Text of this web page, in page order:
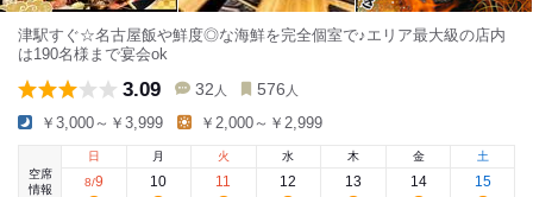
津駅すぐ☆名古屋飯や鮮度◎な海鮮を完全個室で♪エリア最大級の店内
は190名様まで宴会ok
3.09 32 人 576 人
￥3,000～￥3,999 ￥2,000～￥2,999
空席
情報
日
8/9
月
10
火
11
水
12
木
13
金
14
土
15